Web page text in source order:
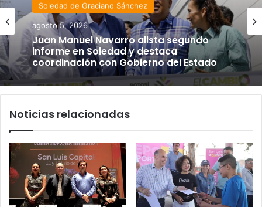
Soledad de Graciano Sánchez
agosto 5, 2026
Juan Manuel Navarro alista segundo
informe en Soledad y destaca
coordinación con Gobierno del Estado
Noticias relacionadas